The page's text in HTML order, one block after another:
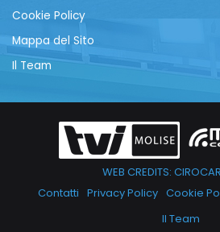
Cookie Policy
Mappa del Sito
Il Team
WEB CREDITS:
Contatti Privacy Policy Cookie
Il Team